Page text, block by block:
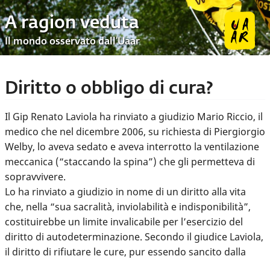
A ragion veduta
Il mondo osservato dall’Uaar
Diritto o obbligo di cura?
Il Gip Renato Laviola ha rinviato a giudizio Mario Riccio, il
medico che nel dicembre 2006, su richiesta di Piergiorgio
Welby, lo aveva sedato e aveva interrotto la ventilazione
meccanica (“staccando la spina”) che gli permetteva di
sopravvivere.
Lo ha rinviato a giudizio in nome di un diritto alla vita
che, nella “sua sacralità, inviolabilità e indisponibilità”,
costituirebbe un limite invalicabile per l’esercizio del
diritto di autodeterminazione. Secondo il giudice Laviola,
il diritto di rifiutare le cure, pur essendo sancito dalla